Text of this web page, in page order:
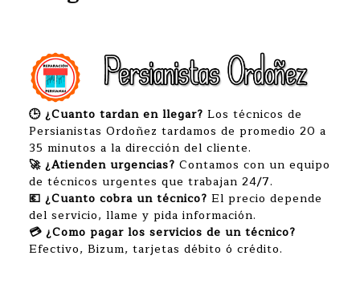
🕒 ¿Cuanto tardan en llegar? Los técnicos de
Persianistas Ordoñez tardamos de promedio 20 a
35 minutos a la dirección del cliente.
🚀 ¿Atienden urgencias? Contamos con un equipo
de técnicos urgentes que trabajan 24/7.
💶 ¿Cuanto cobra un técnico? El precio depende
del servicio, llame y pida información.
💳 ¿Como pagar los servicios de un técnico?
Efectivo, Bizum, tarjetas débito ó crédito.